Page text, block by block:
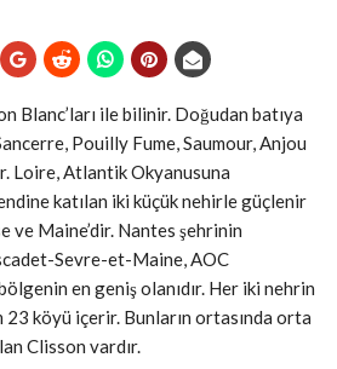
Blanc’ları ile bilinir. Doğudan batıya
Pouilly Fume, Saumour, Anjou
Loire, Atlantik Okyanusuna
katılan iki küçük nehirle güçlenir
ve Maine’dir. Nantes şehrinin
Sevre-et-Maine, AOC
en geniş olanıdır. Her iki nehrin
23 köyü içerir. Bunların ortasında orta
Clisson vardır.